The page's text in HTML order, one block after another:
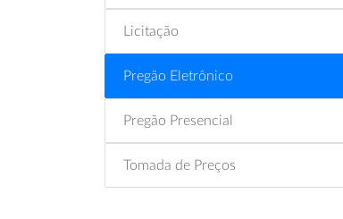
Licitação
Pregão Eletrônico
Pregão Presencial
Tomada de Preços